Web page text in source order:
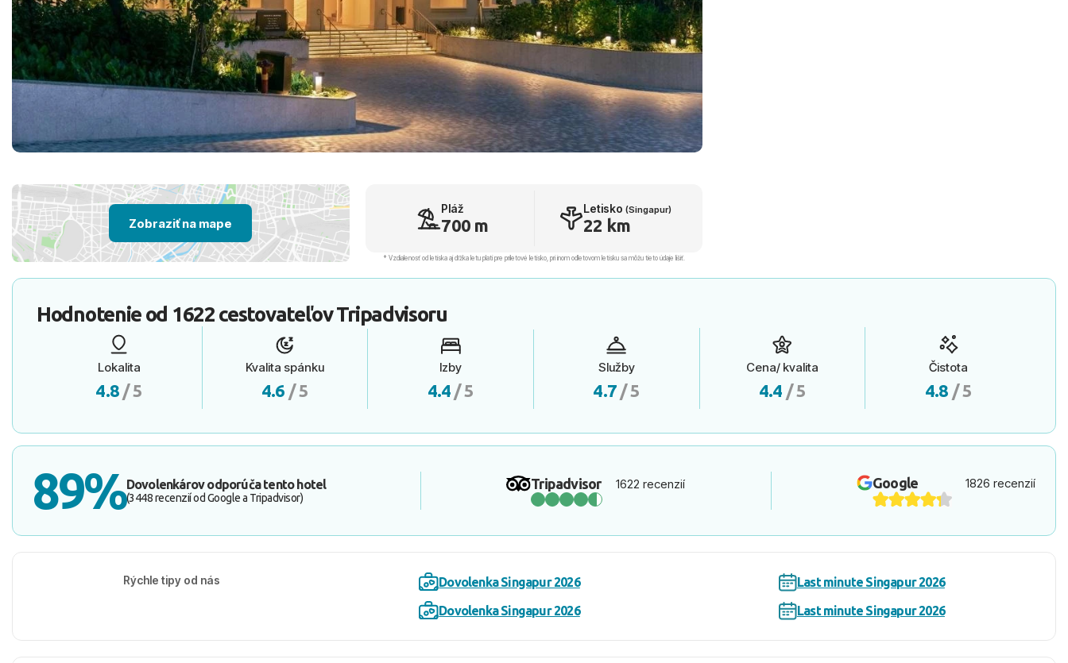
Zobraziť na mape
Pláž
700 m
Letisko(Singapur)
22 km
* Vzdialenosť od letiska aj dľžka letu platí pre príletové letisko, pri inom odletovom letisku sa môžu tieto údaje líšiť.
Hodnotenie od 1622 cestovateľovTripadvisoru
Lokalita
4.8 / 5
Kvalita spánku
4.6 / 5
Izby
4.4 / 5
Služby
4.7 / 5
Cena/ kvalita
4.4 / 5
Čistota
4.8 / 5
89%Dovolenkárov odporúča tento hotel
(3448 recenzií od Google a Tripadvisor)
Tripadvisor 1622 recenzií Google 1826 recenzií
Rýchle tipy od nás Dovolenka Singapur 2026
Last minute Singapur 2026
Dovolenka Singapur 2026
Last minute Singapur 2026